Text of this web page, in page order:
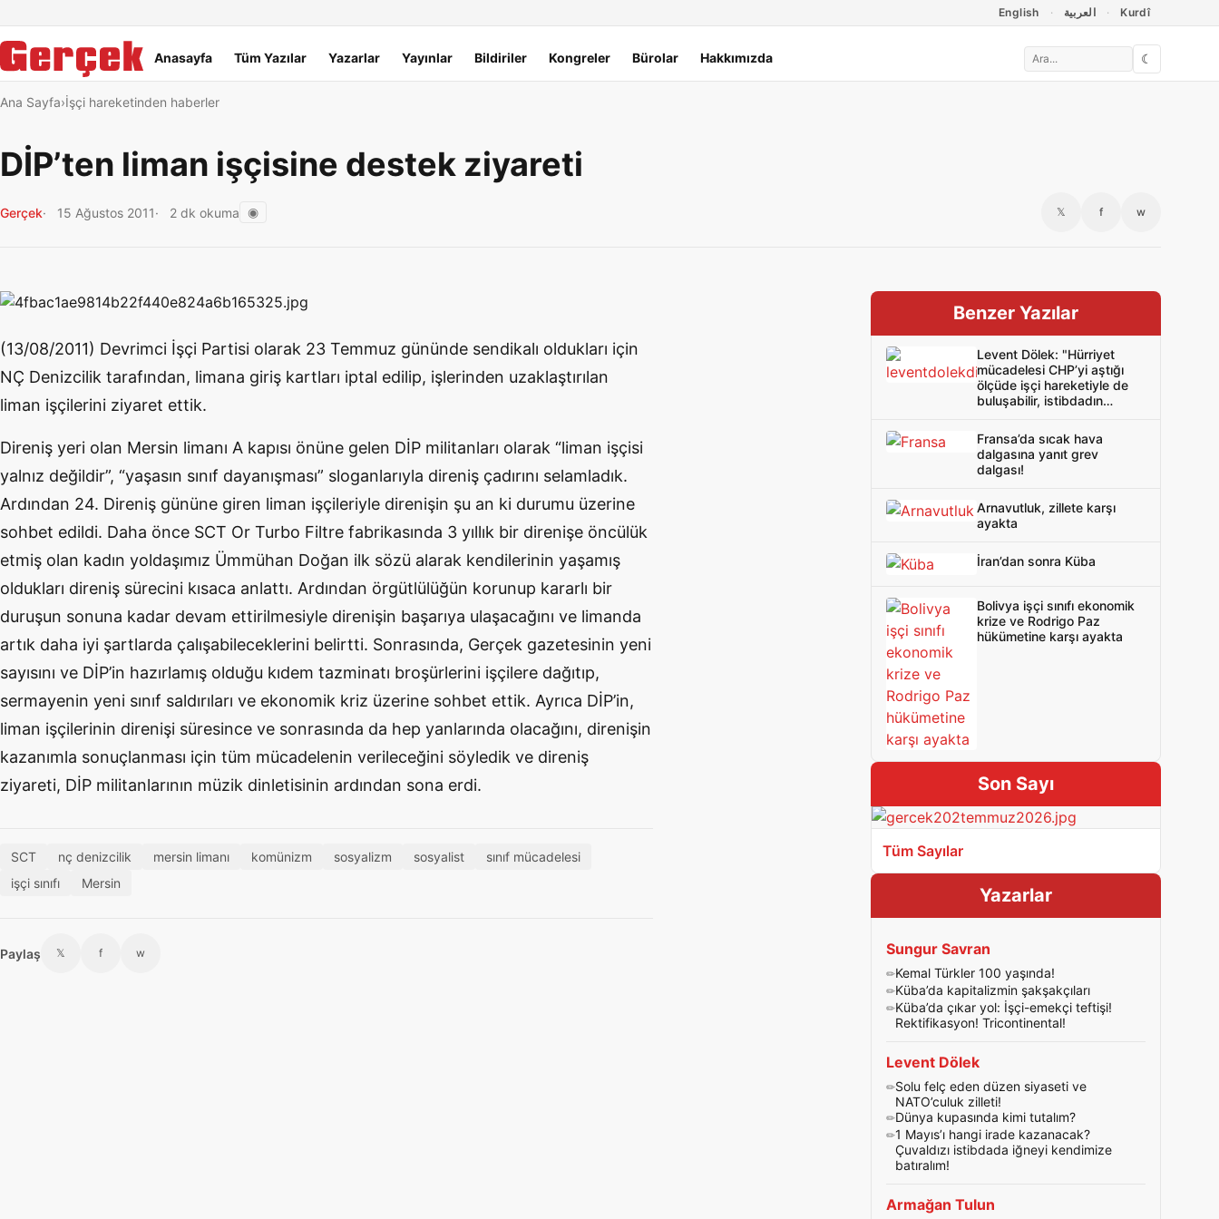
English العربية Kurdî
Ana menü
Anasayfa Tüm Yazılar Yazarlar Yayınlar Bildiriler Kongreler Bürolar Hakkımızda ☾
Ana Sayfa İşçi hareketinden haberler
DİP’ten liman işçisine destek ziyareti
Gerçek 15 Ağustos 2011 2 dk okuma ◉ 𝕏 f w
(13/08/2011) Devrimci İşçi Partisi olarak 23 Temmuz gününde sendikalı oldukları için
NÇ Denizcilik tarafından, limana giriş kartları iptal edilip, işlerinden uzaklaştırılan
liman işçilerini ziyaret ettik.
Direniş yeri olan Mersin limanı A kapısı önüne gelen DİP militanları olarak “liman işçisi
yalnız değildir”, “yaşasın sınıf dayanışması” sloganlarıyla direniş çadırını selamladık.
Ardından 24. Direniş gününe giren liman işçileriyle direnişin şu an ki durumu üzerine
sohbet edildi. Daha önce SCT Or Turbo Filtre fabrikasında 3 yıllık bir direnişe öncülük
etmiş olan kadın yoldaşımız Ümmühan Doğan ilk sözü alarak kendilerinin yaşamış
oldukları direniş sürecini kısaca anlattı. Ardından örgütlülüğün korunup kararlı bir
duruşun sonuna kadar devam ettirilmesiyle direnişin başarıya ulaşacağını ve limanda
artık daha iyi şartlarda çalışabileceklerini belirtti. Sonrasında, Gerçek gazetesinin yeni
sayısını ve DİP’in hazırlamış olduğu kıdem tazminatı broşürlerini işçilere dağıtıp,
sermayenin yeni sınıf saldırıları ve ekonomik kriz üzerine sohbet ettik. Ayrıca DİP’in,
liman işçilerinin direnişi süresince ve sonrasında da hep yanlarında olacağını, direnişin
kazanımla sonuçlanması için tüm mücadelenin verileceğini söyledik ve direniş
ziyareti, DİP militanlarının müzik dinletisinin ardından sona erdi.
SCT nç denizcilik mersin limanı komünizm sosyalizm sosyalist
sınıf mücadelesi
işçi sınıfı
Mersin
Paylaş 𝕏 f w
Benzer Yazılar
Levent Dölek: "Hürriyet
mücadelesi CHP’yi aştığı
ölçüde işçi hareketiyle de
buluşabilir, istibdadın
Fransa’da sıcak hava
dalgasına yanıt grev
dalgası!
Arnavutluk, zillete karşı
ayakta
İran’dan sonra Küba
Bolivya işçi sınıfı ekonomik
krize ve Rodrigo Paz
hükümetine karşı ayakta
Son Sayı
Tüm Sayılar
Yazarlar
Sungur Savran
Kemal Türkler 100 yaşında!
Küba’da kapitalizmin şakşakçıları
Küba’da çıkar yol: İşçi-emekçi teftişi!
Rektifikasyon! Tricontinental!
Levent Dölek
Solu felç eden düzen siyaseti ve
NATO’culuk zilleti!
Dünya kupasında kimi tutalım?
1 Mayıs’ı hangi irade kazanacak?
Çuvaldızı istibdada iğneyi kendimize
batıralım!
Armağan Tulun